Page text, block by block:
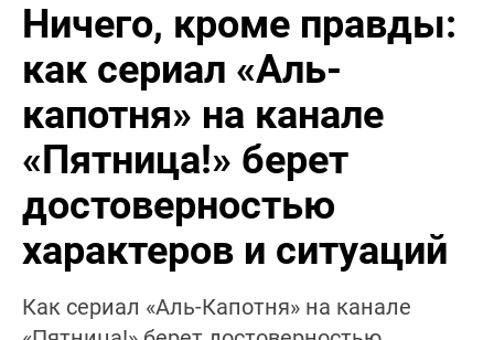
Ничего, кроме правды:
как сериал «Аль-
капотня» на канале
«Пятница!» берет
достоверностью
характеров и ситуаций
Как сериал «Аль-Капотня» на канале